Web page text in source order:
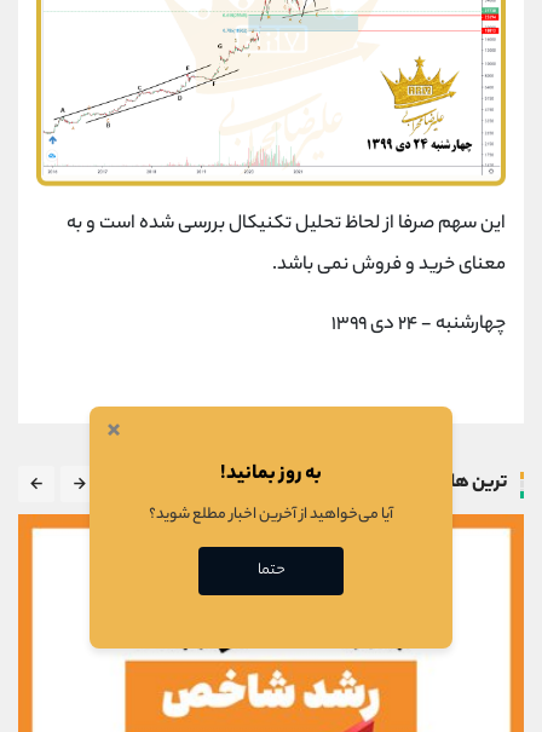
این سهم صرفا از لحاظ تحلیل تکنیکال بررسی شده است و به
معنای خرید و فروش نمی باشد.
چهارشنبه - ۲۴ دی ۱۳۹۹
ترین ها
×
به روز بمانید!
آیا می‌خواهید از آخرین اخبار مطلع شوید؟
حتما